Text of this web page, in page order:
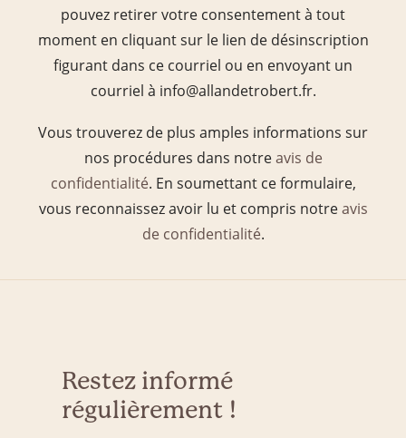
pouvez retirer votre consentement à tout
moment en cliquant sur le lien de désinscription
figurant dans ce courriel ou en envoyant un
courriel à info@allandetrobert.fr.
Vous trouverez de plus amples informations sur
nos procédures dans notreavis de
confidentialité. En soumettant ce formulaire,
vous reconnaissez avoir lu et compris notreavis
de confidentialité.
Restez informé
régulièrement !